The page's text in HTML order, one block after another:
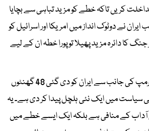
کریں تاکہ خطے کو مزید تباہی سے بچایا
نے دوٹوک انداز میں امریکا اور اسرائیل کو
کا دائرہ مزید پھیلا تو پورا خطہ ان کے لیے
امریکی صدر ڈونلڈ ٹرمپ کی جانب سے ایران کو دی گئی 48 گھنٹوں
میں ایک نئی ہلچل پیدا کر دی ہے۔ یہ
آداب کے منافی ہے بلکہ ایک ایسے خطے میں